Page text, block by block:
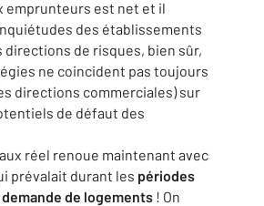
emprunteurs est net et il
des établissements
directions de risques, bien sûr,
ne coincident pas toujours
directions commerciales) sur
de défaut des
réel renoue maintenant avec
prévalait durant les périodes
demande de logements ! On